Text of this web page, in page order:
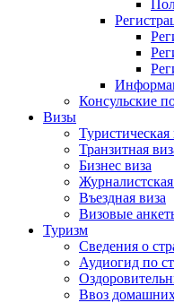
Консульские
Визы
Туристическая
Транзитная
Бизнес виза
Журналистская
Въездная виза
Визовые
Туризм
Сведения о
Аудиогид по
Ввоз